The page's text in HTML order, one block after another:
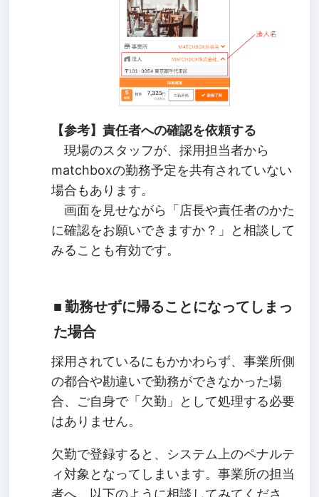
【参考】責任者への確認を依頼する
現場のスタッフが、採用担当者から
matchboxの勤務予定を共有されていない
場合もあります。
画面を見せながら「店長や責任者のかた
に確認をお願いできますか？」と相談して
みることも有効です。
勤務せずに帰ることになってしまっ
た場合
採用されているにもかかわらず、事業所側
の都合や勘違いで勤務ができなかった場
合、ご自身で「欠勤」として処理する必要
はありません。
欠勤で登録すると、システム上のペナルテ
ィ対象となってしまいます。事業所の担当
者へ、以下のように相談してみてくださ